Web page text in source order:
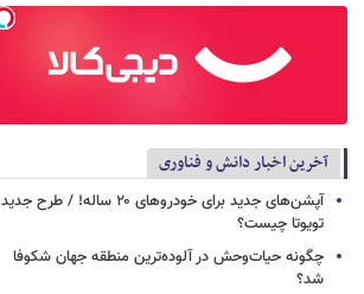
آخرین اخبار دانش و فناوری
آپشن‌های جدید برای خودروهای ۲۰ ساله! / طرح جدید
تویوتا چیست؟
چگونه حیات‌وحش در آلوده‌ترین منطقه جهان شکوفا
شد؟